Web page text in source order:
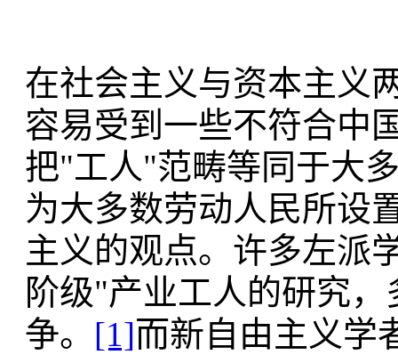
在社会主义与资本主义
容易受到一些不符合中
把"工人"范畴等同于大
为大多数劳动人民所设
主义的观点。许多左派
阶级"产业工人的研究
争。 [1]而新自由主义学